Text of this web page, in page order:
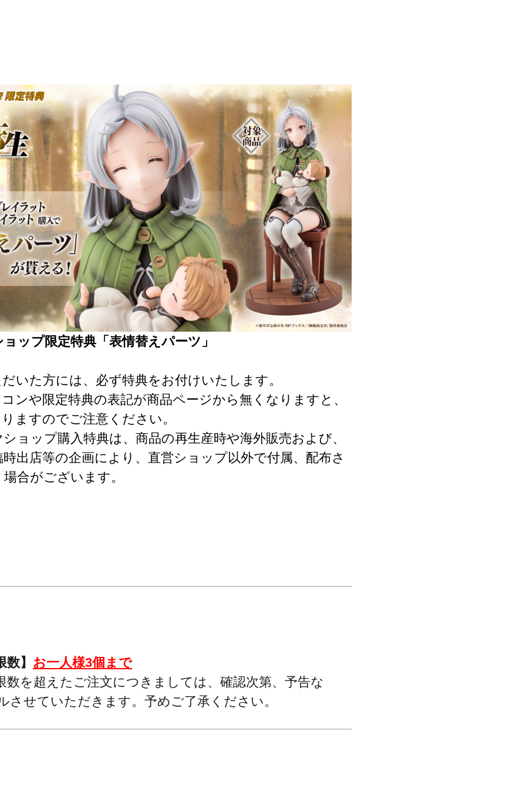
ップ限定特典「表情替えパーツ」
いた方には、必ず特典をお付けいたします。
ンや限定特典の表記が商品ページから無くなりますと、
ますのでご注意ください。
ョップ購入特典は、商品の再生産時や海外販売および、
出店等の企画により、直営ショップ以外で付属、配布さ
合がございます。
】 お一人様3個まで
を超えたご注文につきましては、確認次第、予告な
させていただきます。予めご了承ください。